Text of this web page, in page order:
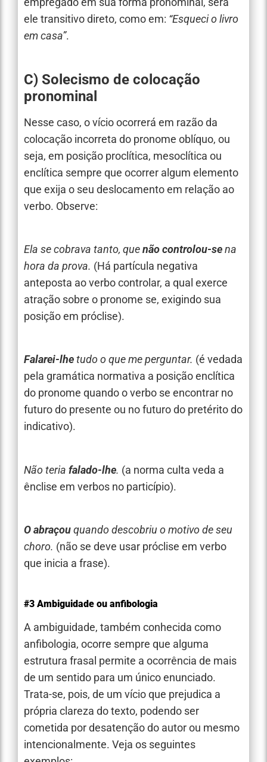
ele transitivo direto, como em: “Esqueci o livro
em casa”.
C) Solecismo de colocação
pronominal
Nesse caso, o vício ocorrerá em razão da
colocação incorreta do pronome oblíquo, ou
seja, em posição proclítica, mesoclítica ou
enclítica sempre que ocorrer algum elemento
que exija o seu deslocamento em relação ao
verbo. Observe:
Ela se cobrava tanto, quenão controlou-sena
hora da prova. (Há partícula negativa
anteposta ao verbo controlar, a qual exerce
atração sobre o pronome se, exigindo sua
posição em próclise).
Falarei-lhetudo o que me perguntar. (é vedada
pela gramática normativa a posição enclítica
do pronome quando o verbo se encontrar no
futuro do presente ou no futuro do pretérito do
indicativo).
Não teria falado-lhe. (a norma culta veda a
ênclise em verbos no particípio).
O abraçouquando descobriu o motivo de seu
choro. (não se deve usar próclise em verbo
que inicia a frase).
#3 Ambiguidade ou anfibologia
A ambiguidade, também conhecida como
anfibologia, ocorre sempre que alguma
estrutura frasal permite a ocorrência de mais
de um sentido para um único enunciado.
Trata-se, pois, de um vício que prejudica a
própria clareza do texto, podendo ser
cometida por desatenção do autor ou mesmo
intencionalmente. Veja os seguintes